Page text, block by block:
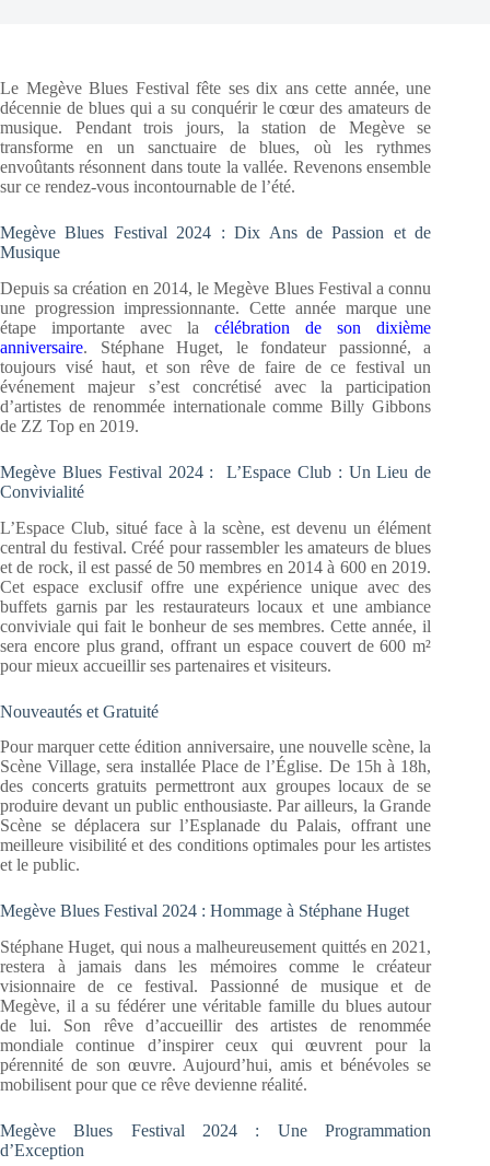
Le Megève Blues Festival fête ses dix ans cette année, une
décennie de blues qui a su conquérir le cœur des amateurs de
musique. Pendant trois jours, la station de Megève se
transforme en un sanctuaire de blues, où les rythmes
envoûtants résonnent dans toute la vallée. Revenons ensemble
sur ce rendez-vous incontournable de l’été.
Megève Blues Festival 2024 : Dix Ans de Passion et de
Musique
Depuis sa création en 2014, le Megève Blues Festival a connu
une progression impressionnante. Cette année marque une
étape importante avec lacélébration de son dixième
anniversaire. Stéphane Huget, le fondateur passionné, a
toujours visé haut, et son rêve de faire de ce festival un
événement majeur s’est concrétisé avec la participation
d’artistes de renommée internationale comme Billy Gibbons
de ZZ Top en 2019.
Megève Blues Festival 2024 : L’Espace Club : Un Lieu de
Convivialité
L’Espace Club, situé face à la scène, est devenu un élément
central du festival. Créé pour rassembler les amateurs de blues
et de rock, il est passé de 50 membres en 2014 à 600 en 2019.
Cet espace exclusif offre une expérience unique avec des
buffets garnis par les restaurateurs locaux et une ambiance
conviviale qui fait le bonheur de ses membres. Cette année, il
sera encore plus grand, offrant un espace couvert de 600 m²
pour mieux accueillir ses partenaires et visiteurs.
Nouveautés et Gratuité
Pour marquer cette édition anniversaire, une nouvelle scène, la
Scène Village, sera installée Place de l’Église. De 15h à 18h,
des concerts gratuits permettront aux groupes locaux de se
produire devant un public enthousiaste. Par ailleurs, la Grande
Scène se déplacera sur l’Esplanade du Palais, offrant une
meilleure visibilité et des conditions optimales pour les artistes
et le public.
Megève Blues Festival 2024 : Hommage à Stéphane Huget
Stéphane Huget, qui nous a malheureusement quittés en 2021,
restera à jamais dans les mémoires comme le créateur
visionnaire de ce festival. Passionné de musique et de
Megève, il a su fédérer une véritable famille du blues autour
de lui. Son rêve d’accueillir des artistes de renommée
mondiale continue d’inspirer ceux qui œuvrent pour la
pérennité de son œuvre. Aujourd’hui, amis et bénévoles se
mobilisent pour que ce rêve devienne réalité.
Megève Blues Festival 2024 : Une Programmation
d’Exception